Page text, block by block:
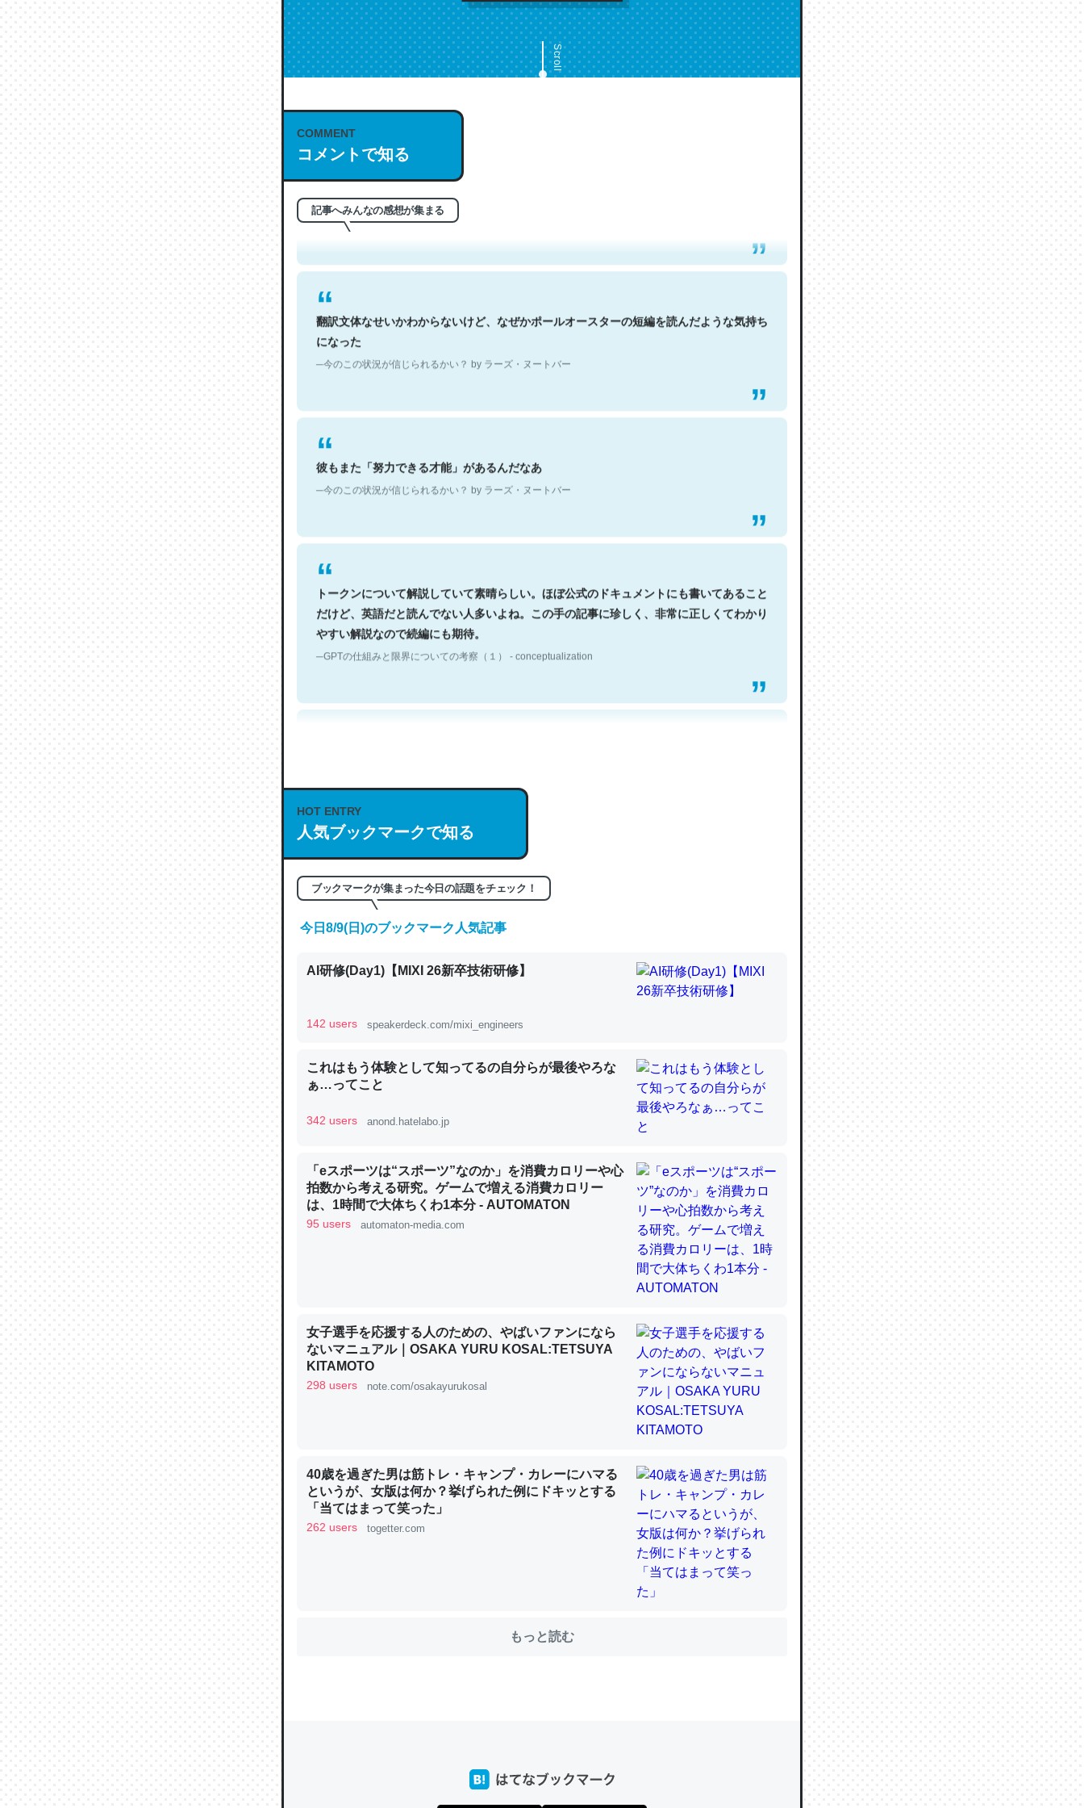
Scroll
COMMENT
コメントで知る
記事へみんなの感想が集まる
これは名文。彼はとてもクレバーなんだろうなと凄く思う。英語少しでも読める人は原文
もお勧め。自分はこの流れ好き。Let’s Fucking Go. Then Covid hit. Shit.
─今のこの状況が信じられるかい？ by ラーズ・ヌートバー
翻訳文体なせいかわからないけど、なぜかポールオースターの短編を読んだような気持ち
になった
─今のこの状況が信じられるかい？ by ラーズ・ヌートバー
彼もまた「努力できる才能」があるんだなあ
─今のこの状況が信じられるかい？ by ラーズ・ヌートバー
トークンについて解説していて素晴らしい。ほぼ公式のドキュメントにも書いてあること
だけど、英語だと読んでない人多いよね。この手の記事に珍しく、非常に正しくてわかり
やすい解説なので続編にも期待。
─GPTの仕組みと限界についての考察（１） - conceptualization
─GPTの仕組みと限界についての考察（１） - conceptualization
これは良記事。32768トークンだと英語小説100ページ分くらい。小説でいう「ずっと前
の伏線」は回収されないけど、短期記憶というには多い分量。進化すればするほど分かり
やすく強くなりそう
の600分の1程度。
論文では「淡水はカルシウムも酸素も不足してて両方に不利だから両方が拮抗してるので
は」とあって面白い。海にいる鋏角類（カブトガニ・ウミグモ）はカルシウムを使わずキ
─ニュース :: 【研究発表】昆虫学の大問題＝「昆虫はなぜ海にいないのか」に関する新仮説
これを元に考えるとカルシウムを大量に使う脊椎動物と貝類は苦労してるんだな…。腹足
類だと殻を無くしてナメクジになったり努力してるし。
─ニュース :: 【研究発表】昆虫学の大問題＝「昆虫はなぜ海にいないのか」に関する新仮説
ウチもEchoを実家に置いて４年。でたまに覗いてる。ぼちぼちRingも置こうかと画策
中。あと、Googleマップで位置情報を共有してる。電池残量や充電中かが分かるのでこ
─たまにLINEするくらいだった遠方の父67歳と僕。ITツール導入でコミュニケーションが劇的に変化し
HOT ENTRY
人気ブックマークで知る
ブックマークが集まった今日の話題をチェック！
今日8/9(日)のブックマーク人気記事
AI研修(Day1)【MIXI 26新卒技術研修】
142 users speakerdeck.com/mixi_engineers
これはもう体験として知ってるの自分らが最後やろな
ぁ…ってこと
342 users anond.hatelabo.jp
「eスポーツは“スポーツ”なのか」を消費カロリーや心
拍数から考える研究。ゲームで増える消費カロリー
は、1時間で大体ちくわ1本分 - AUTOMATON
95 users automaton-media.com
女子選手を応援する人のための、やばいファンになら
ないマニュアル｜OSAKA YURU KOSAL:TETSUYA
KITAMOTO
298 users note.com/osakayurukosal
40歳を過ぎた男は筋トレ・キャンプ・カレーにハマる
というが、女版は何か？挙げられた例にドキッとする
「当てはまって笑った」
262 users togetter.com
もっと読む